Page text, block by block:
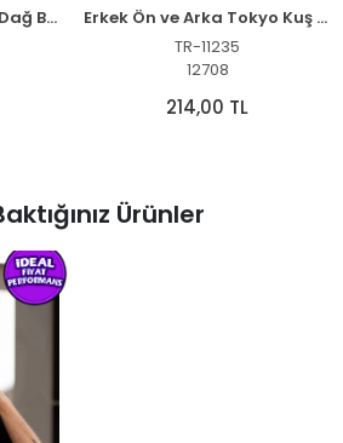
Erkek Outdoor Pusula Dağ Baskılı Kısa Kollu Oversize T-Shirt - Siyah
Erkek Ön ve Arka Tokyo Kuş Çiçek Baskılı Oversize T-Shirt - Ekru
TR-11235
12708
214,00 TL
Ürünler